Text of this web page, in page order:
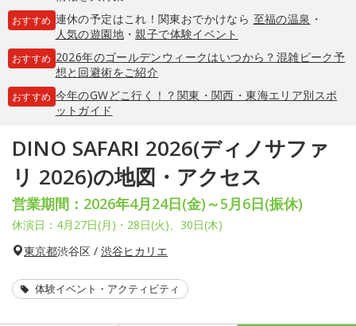
おすすめ 連休の予定はこれ！関東おでかけなら 至福の温泉 ・
人気の遊園地・親子で体験イベント
おすすめ 2026年のゴールデンウィークはいつから？混雑ピーク予
想と回避術をご紹介
おすすめ 今年のGWどこ行く！？関東・関西・東海エリア別スポ
ットガイド
DINO SAFARI 2026(ディノサファ
リ 2026)の地図・アクセス
営業期間：2026年4月24日(金)～5月6日(振休)
休演日：4月27日(月)・28日(火)、30日(木)
東京都渋谷区 / 渋谷ヒカリエ
体験イベント・アクティビティ